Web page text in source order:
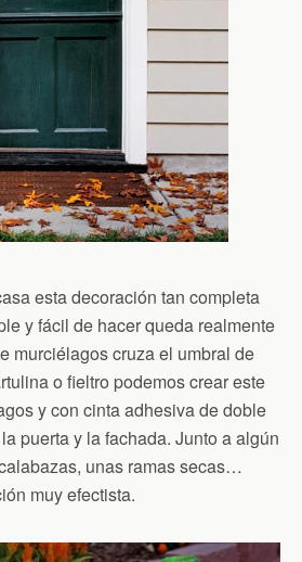
esta decoración tan completa
y fácil de hacer queda realmente
murciélagos cruza el umbral de
o fieltro podemos crear este
y con cinta adhesiva de doble
puerta y la fachada. Junto a algún
unas ramas secas…
muy efectista.